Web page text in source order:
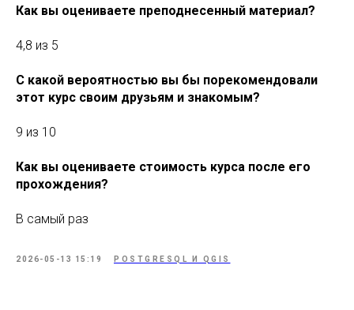
Как вы оцениваете преподнесенный материал?
4,8 из 5
С какой вероятностью вы бы порекомендовали
этот курс своим друзьям и знакомым?
9 из 10
Как вы оцениваете стоимость курса после его
прохождения?
В самый раз
2026-05-13 15:19 POSTGRESQL И QGIS